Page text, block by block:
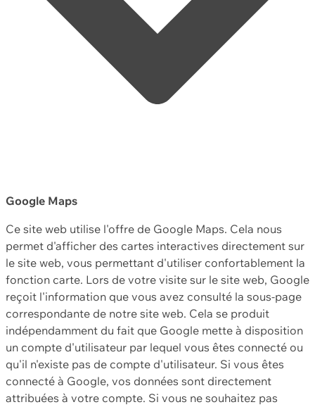
Google Maps
Ce site web utilise l'offre de Google Maps. Cela nous
permet d'afficher des cartes interactives directement sur
le site web, vous permettant d'utiliser confortablement la
fonction carte. Lors de votre visite sur le site web, Google
reçoit l'information que vous avez consulté la sous-page
correspondante de notre site web. Cela se produit
indépendamment du fait que Google mette à disposition
un compte d'utilisateur par lequel vous êtes connecté ou
qu'il n'existe pas de compte d'utilisateur. Si vous êtes
connecté à Google, vos données sont directement
attribuées à votre compte. Si vous ne souhaitez pas